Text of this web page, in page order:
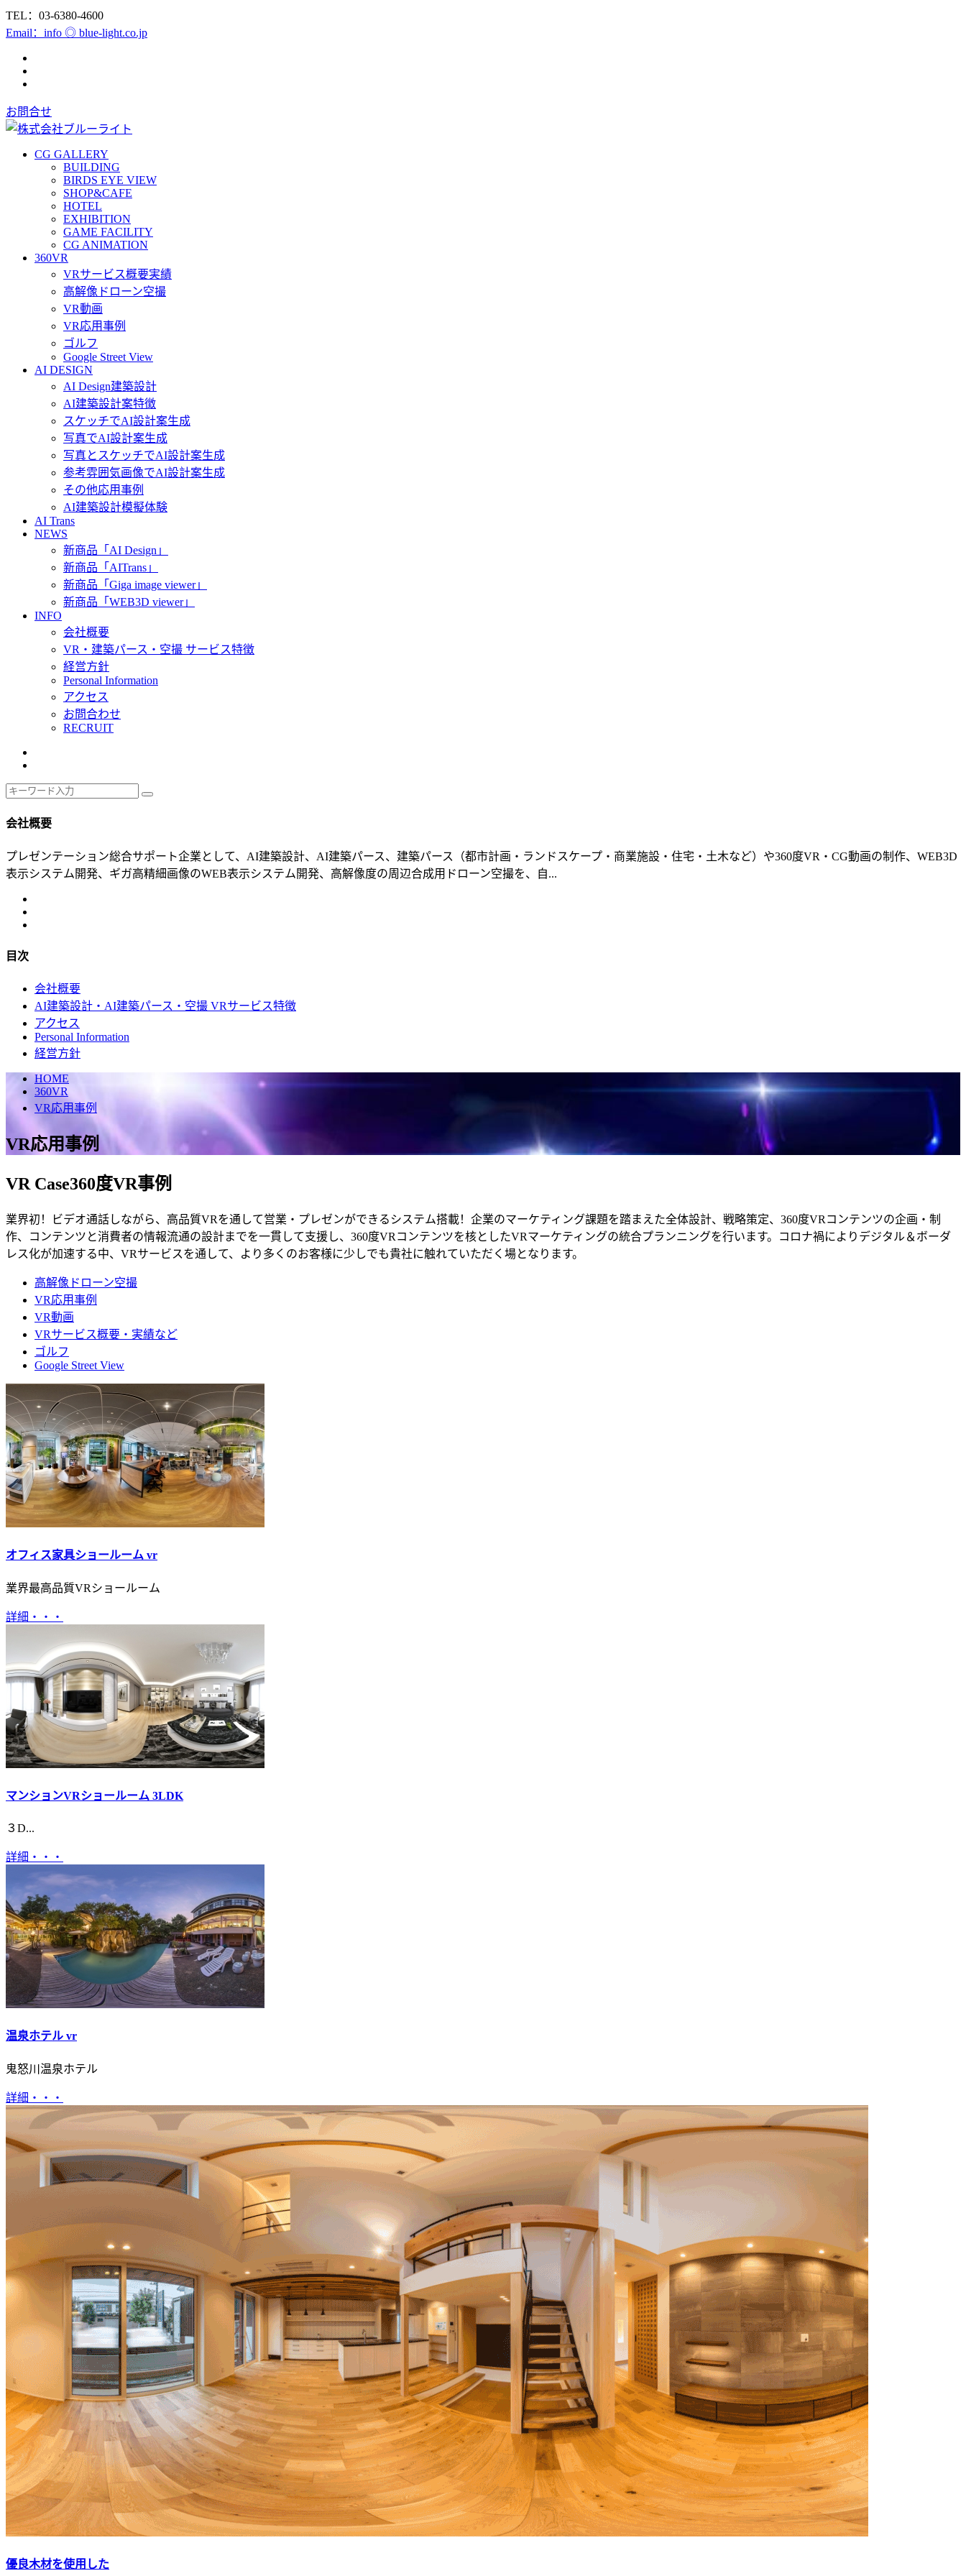
TEL：03-6380-4600
Email：info ◎ blue-light.co.jp
お問合せ
CG GALLERY
BUILDING
BIRDS EYE VIEW
SHOP&CAFE
HOTEL
EXHIBITION
GAME FACILITY
CG ANIMATION
360VR
VRサービス概要実績
高解像ドローン空撮
VR動画
VR応用事例
ゴルフ
Google Street View
AI DESIGN
AI Design建築設計
AI建築設計案特徴
スケッチでAI設計案生成
写真でAI設計案生成
写真とスケッチでAI設計案生成
参考雰囲気画像でAI設計案生成
その他応用事例
AI建築設計模擬体験
AI Trans
NEWS
新商品「AI Design」
新商品「AITrans」
新商品「Giga image viewer」
新商品「WEB3D viewer」
INFO
会社概要
VR・建築パース・空撮 サービス特徴
経営方針
Personal Information
アクセス
お問合わせ
RECRUIT
会社概要
プレゼンテーション総合サポート企業として、AI建築設計、AI建築パース、建築パース（都市計画・ランドスケープ・商業施設・住宅・土木など）や360度VR・CG動画の制作、WEB3D
表示システム開発、ギガ高精細画像のWEB表示システム開発、高解像度の周辺合成用ドローン空撮を、自...
目次
会社概要
AI建築設計・AI建築パース・空撮 VRサービス特徴
アクセス
Personal Information
経営方針
HOME
360VR
VR応用事例
VR応用事例
VR Case360度VR事例
業界初！ビデオ通話しながら、高品質VRを通して営業・プレゼンができるシステム搭載！企業のマーケティング課題を踏まえた全体設計、戦略策定、360度VRコンテンツの企画・制
作、コンテンツと消費者の情報流通の設計までを一貫して支援し、360度VRコンテンツを核としたVRマーケティングの統合プランニングを行います。コロナ禍によりデジタル＆ボーダ
レス化が加速する中、VRサービスを通して、より多くのお客様に少しでも貴社に触れていただく場となります。
高解像ドローン空撮
VR応用事例
VR動画
VRサービス概要・実績など
ゴルフ
Google Street View
オフィス家具ショールーム vr
業界最高品質VRショールーム
詳細・・・
マンションVRショールーム 3LDK
３D...
詳細・・・
温泉ホテル vr
鬼怒川温泉ホテル
詳細・・・
優良木材を使用した